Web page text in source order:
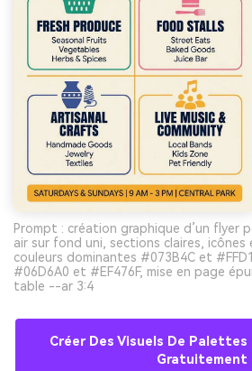
Prompt : création graphique d’un flyer
air sur fond uni, sections claires,
couleurs dominantes #073B4C et
#06D6A0 et #EF476F, mise en page
table --ar 3:4
Créer Des Visuels De Palettes
Gratuitement